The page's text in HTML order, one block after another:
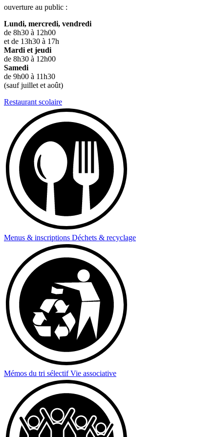
ouverture au public :
Lundi, mercredi, vendredi
de 8h30 à 12h00
et de 13h30 à 17h
Mardi et jeudi
de 8h30 à 12h00
Samedi
de 9h00 à 11h30
(sauf juillet et août)
Restaurant scolaire
Menus & inscriptions Déchets & recyclage
Mémos du tri sélectif Vie associative